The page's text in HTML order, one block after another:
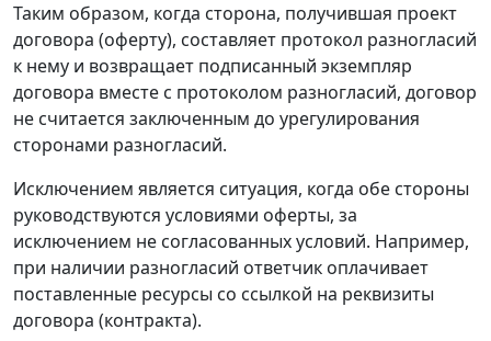
Таким образом, когда сторона, получившая проект
договора (оферту), составляет протокол разногласий
к нему и возвращает подписанный экземпляр
договора вместе с протоколом разногласий, договор
не считается заключенным до урегулирования
сторонами разногласий.
Исключением является ситуация, когда обе стороны
руководствуются условиями оферты, за
исключением не согласованных условий. Например,
при наличии разногласий ответчик оплачивает
поставленные ресурсы со ссылкой на реквизиты
договора (контракта).